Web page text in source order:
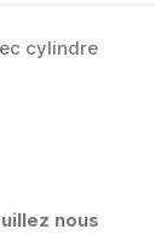
cylindre
nous